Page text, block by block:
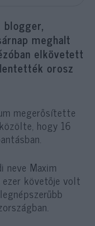
meghalt
elkövetett
orosz
megerősítette
hogy 16
neve Maxim
követője volt